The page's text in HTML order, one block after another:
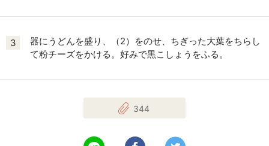
3
器にうどんを盛り、（2）をのせ、ちぎった大葉をちらし
て粉チーズをかける。好みで黒こしょうをふる。
344
LINEで送る Facebookでシェアする